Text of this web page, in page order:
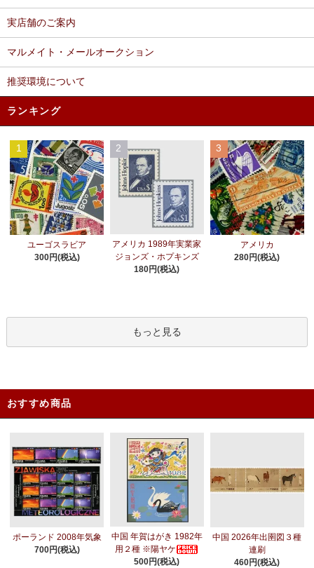
実店舗のご案内
マルメイト・メールオークション
推奨環境について
ランキング
1
ユーゴスラビア
300円(税込)
2
アメリカ 1989年実業家
ジョンズ・ホプキンズ
180円(税込)
3
アメリカ
280円(税込)
もっと見る
おすすめ商品
ポーランド 2008年気象
700円(税込)
中国 年賀はがき 1982年
用２種 ※陽ヤケ
500円(税込)
中国 2026年出圉図３種
連刷
460円(税込)